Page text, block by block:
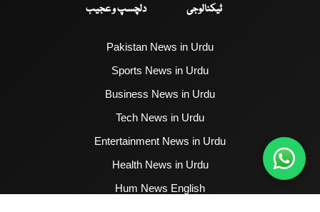
ٹیکنالوجی
دلچسپ و عجیب
Pakistan News in Urdu
Sports News in Urdu
Business News in Urdu
Tech News in Urdu
Entertainment News in Urdu
Health News in Urdu
Hum News English